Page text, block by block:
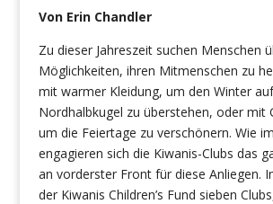
Von Erin Chandler
Zu dieser Jahreszeit suchen Menschen
Möglichkeiten, ihren Mitmenschen zu
mit warmer Kleidung, um den Winter
Nordhalbkugel zu überstehen, oder mit
um die Feiertage zu verschönern. Wie
engagieren sich die Kiwanis-Clubs das
an vorderster Front für diese Anliegen.
der Kiwanis Children’s Fund sieben